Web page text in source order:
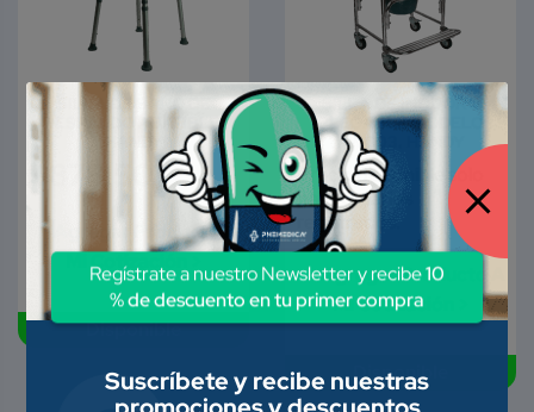
Disponible
SILLA DE BAÑO DE
RESPALDO ABATIBLE.
$
Agregar Producto A
Mi Cotización >
Disponible
SILLA DE INODORO
PLEGABLE MODELO
AWC03. HANDY
Precio disponible solo
para usuarios
registrados.
Agregar Producto A
Mi Cotización >
Suscríbete y recibe nuestras
Regístrate a nuestro Newsletter y recibe10
% de descuento en tu primer compra